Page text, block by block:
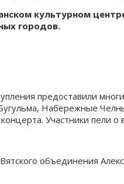
культурном
городов.
предоставили
Набережные
Участники пели
объединения